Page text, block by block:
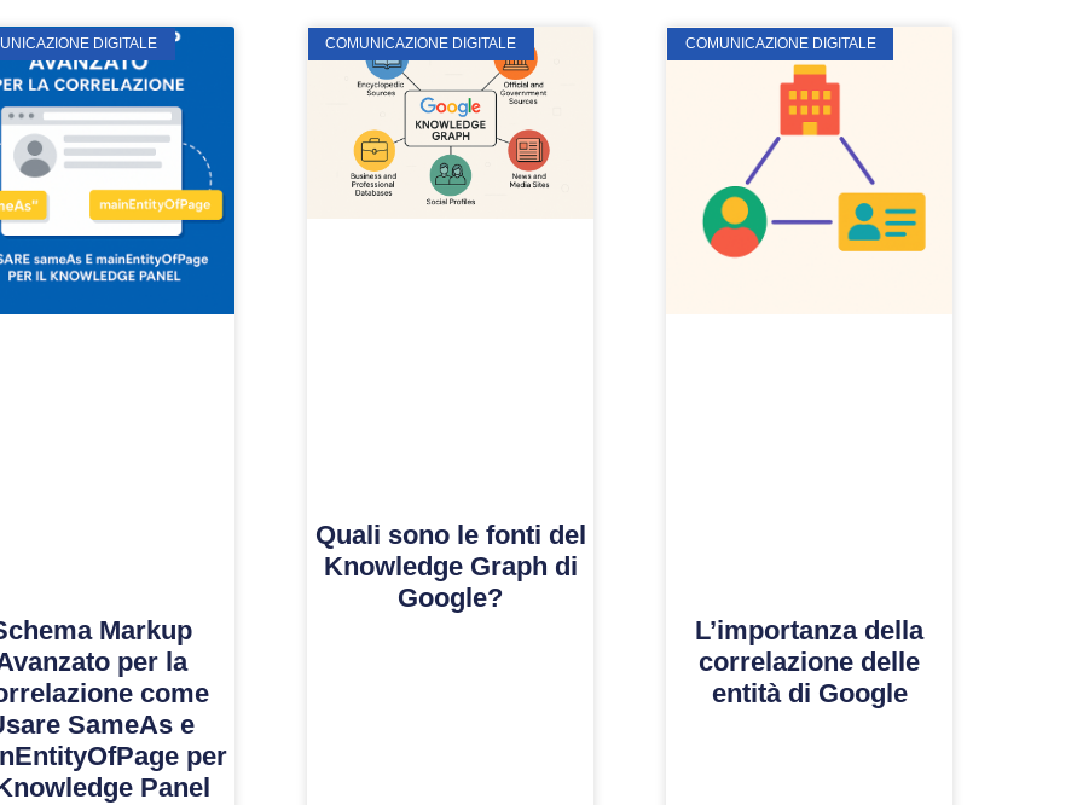
DIGITALE
Markup
per la
come
SameAs e
per
Panel
COMUNICAZIONE DIGITALE
Quali sono le fonti del
Knowledge Graph di
Google?
COMUNICAZIONE DIGITALE
L’importanza della
correlazione delle
entità di Google